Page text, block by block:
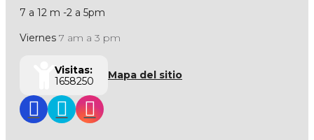
7 a 12 m -2 a 5pm
Viernes 7 am a 3 pm
Visitas:
1658250
Mapa del sitio